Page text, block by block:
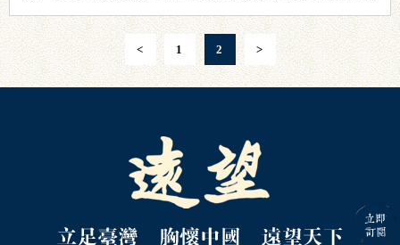
< 1 2 >